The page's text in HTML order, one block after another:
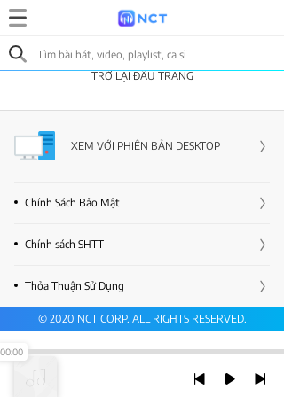
TRỞ LẠI ĐẦU TRANG
XEM VỚI PHIÊN BẢN DESKTOP
Chính Sách Bảo Mật
Chính sách SHTT
Thỏa Thuận Sử Dụng
© 2020 NCT CORP. ALL RIGHTS RESERVED.
00:00